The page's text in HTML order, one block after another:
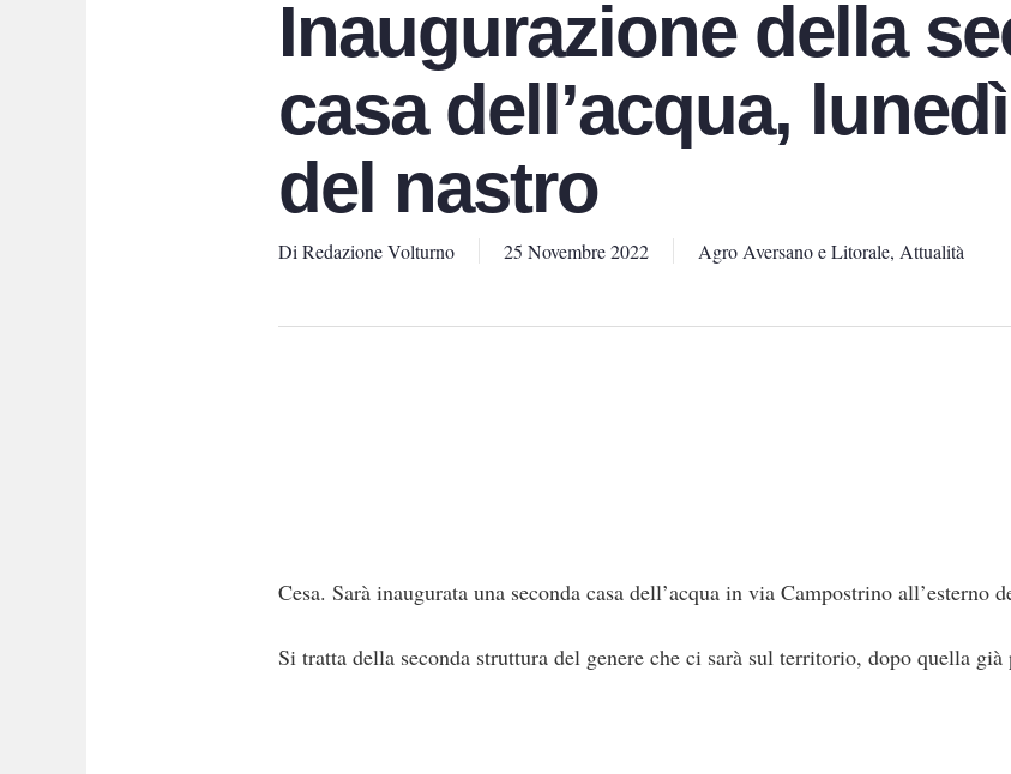
Inaugurazione della
casa dell’acqua,
del nastro
Di Redazione Volturno 25 Novembre 2022 Agro Aversano e Litorale, Attualità
Cesa. Sarà inaugurata una seconda casa dell’acqua in via Campostrino all’esterno
Si tratta della seconda struttura del genere che ci sarà sul territorio, dopo quella